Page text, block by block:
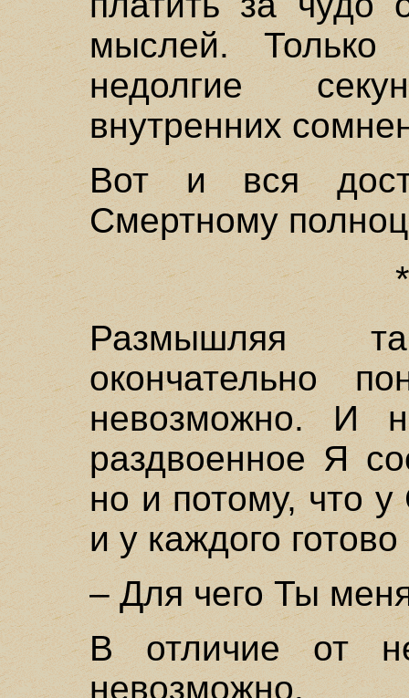
мыслей. Только
недолгие
внутренних
Вот и вся
Смертному
Размышляя
окончательно
невозможно. И
раздвоенное Я
но и потому, что
и у каждого
– Для чего Ты
В отличие от
невозможно.